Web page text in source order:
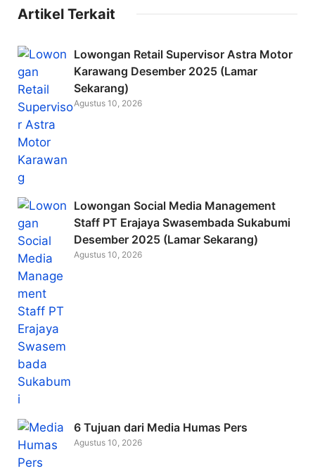
e
b
o
k
er l
Artikel Terkait
Lowongan Retail Supervisor Astra Motor
Karawang Desember 2025 (Lamar
Sekarang)
Agustus 10, 2026
Lowongan Social Media Management
Staff PT Erajaya Swasembada Sukabumi
Desember 2025 (Lamar Sekarang)
Agustus 10, 2026
6 Tujuan dari Media Humas Pers
Agustus 10, 2026